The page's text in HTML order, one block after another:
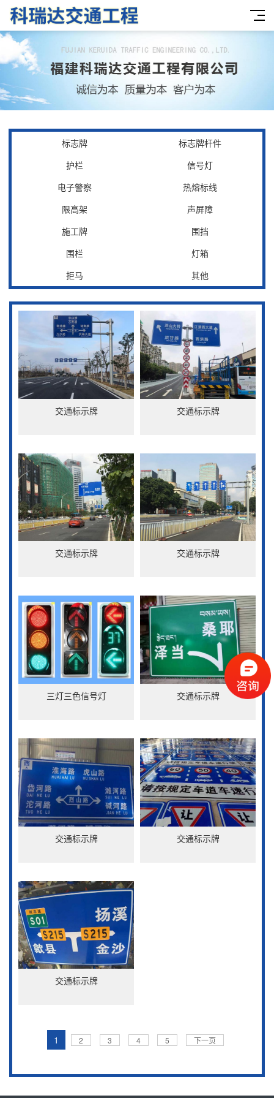
标志牌
标志牌杆件
护栏
信号灯
电子警察
热熔标线
限高架
声屏障
施工牌
围挡
围栏
灯箱
拒马
其他
交通标示牌 交通标示牌
交通标示牌 交通标示牌
三灯三色信号灯 交通标示牌
交通标示牌 交通标示牌
交通标示牌
1 2 3 4 5 下一页